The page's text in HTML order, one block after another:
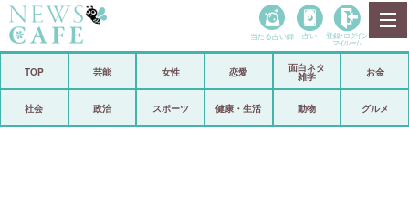
政治
当たる占い師 占い 登録• ログイン
マイルーム
TOP 芸能 女性 恋愛
面白ネタ
雑学
お金
社会 政治 スポーツ 健康・生活 動物 グルメ